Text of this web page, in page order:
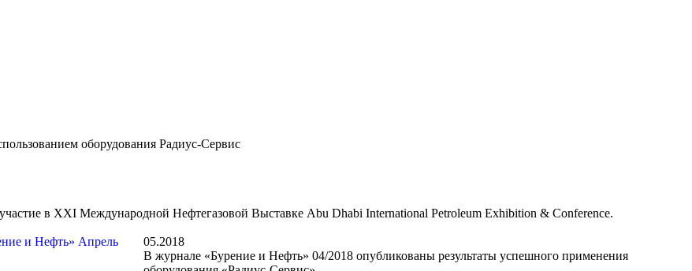
оборудования Радиус-Сервис
в XXI Международной Нефтегазовой Выставке Abu Dhabi International Petroleum Exhibition & Conference.
05.2018
В журнале «Бурение и Нефть» 04/2018 опубликованы результаты успешного применения